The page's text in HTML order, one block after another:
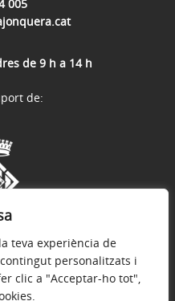
teva experiència de
personalitzats i
clic a "Acceptar-ho tot",
005
de 9 h a 14 h
de: